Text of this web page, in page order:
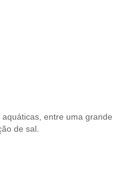
entre uma grande
de sal.